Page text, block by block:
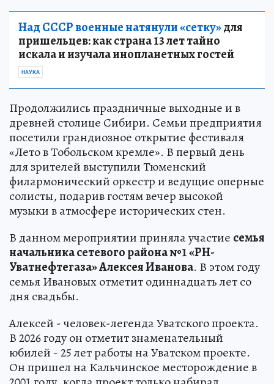
Над СССР военные натянули «сетку»для
пришельцев: как страна 13 лет тайно
искала и изучала инопланетных гостей
НАУКА
Продолжились праздничные выходные и в
древней столице Сибири. Семьи предприятия
посетили грандиозное открытие фестиваля
«Лето в Тобольском кремле». В первый день
для зрителей выступили Тюменский
филармонический оркестр и ведущие оперные
солисты, подарив гостям вечер высокой
музыки в атмосфере исторических стен.
В данном мероприятии приняла участие семья
начальника сетевого района №1 «РН-
Уватнефтегаза» Алексея Иванова. В этом году
семья Ивановых отметит одиннадцать лет со
дня свадьбы.
Алексей - человек-легенда Уватского проекта.
В 2026 году он отметит знаменательный
юбилей - 25 лет работы на Уватском проекте.
Он пришел на Кальчинское месторождение в